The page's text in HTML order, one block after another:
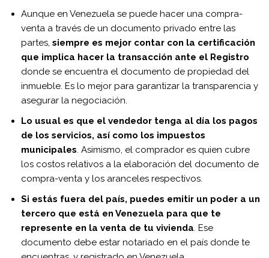
Aunque en Venezuela se puede hacer una compra-
venta a través de un documento privado entre las
partes, siempre es mejor contar con la certificación
que implica hacer la transacción ante el Registro
donde se encuentra el documento de propiedad del
inmueble. Es lo mejor para garantizar la transparencia y
asegurar la negociación.
Lo usual es que el vendedor tenga al día los pagos
de los servicios, así como los impuestos
municipales. Asimismo, el comprador es quien cubre
los costos relativos a la elaboración del documento de
compra-venta y los aranceles respectivos.
Si estás fuera del país, puedes emitir un poder a un
tercero que está en Venezuela para que te
represente en la venta de tu vivienda. Ese
documento debe estar notariado en el país donde te